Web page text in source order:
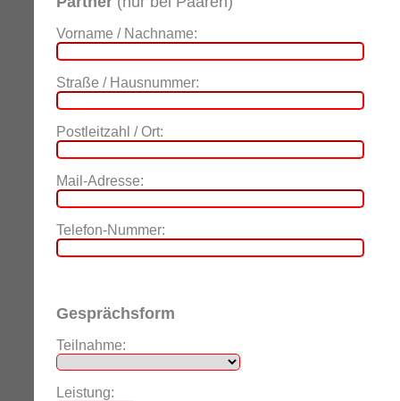
Vorname / Nachname:
Straße / Hausnummer:
Postleitzahl / Ort:
Mail-Adresse:
Telefon-Nummer:
Gesprächsform
Teilnahme:
Leistung: